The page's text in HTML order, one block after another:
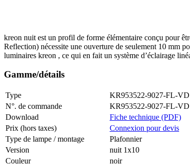
kreon nuit est un profil de forme élémentaire conçu pour
Reflection) nécessite une ouverture de seulement 10 mm
luminaires kreon , ce qui en fait un système d’éclairage
Gamme/détails
Type
KR953522-9027-FL-VD
N°. de commande
KR953522-9027-FL-VD
Download
Fiche technique (PDF)
Prix (hors taxes)
Connexion pour devis
Type de lampe / montage
Plafonnier
Version
nuit 1x10
Couleur
noir